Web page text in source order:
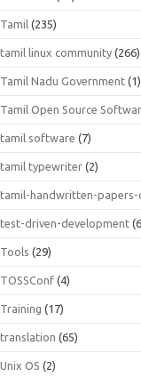
Tamil (235)
tamil linux community (266)
Tamil Nadu Government (1)
Tamil Open Source
tamil software (7)
tamil typewriter (2)
tamil-handwritten-
test-driven-development
Tools (29)
TOSSConf (4)
Training (17)
translation (65)
Unix OS (2)